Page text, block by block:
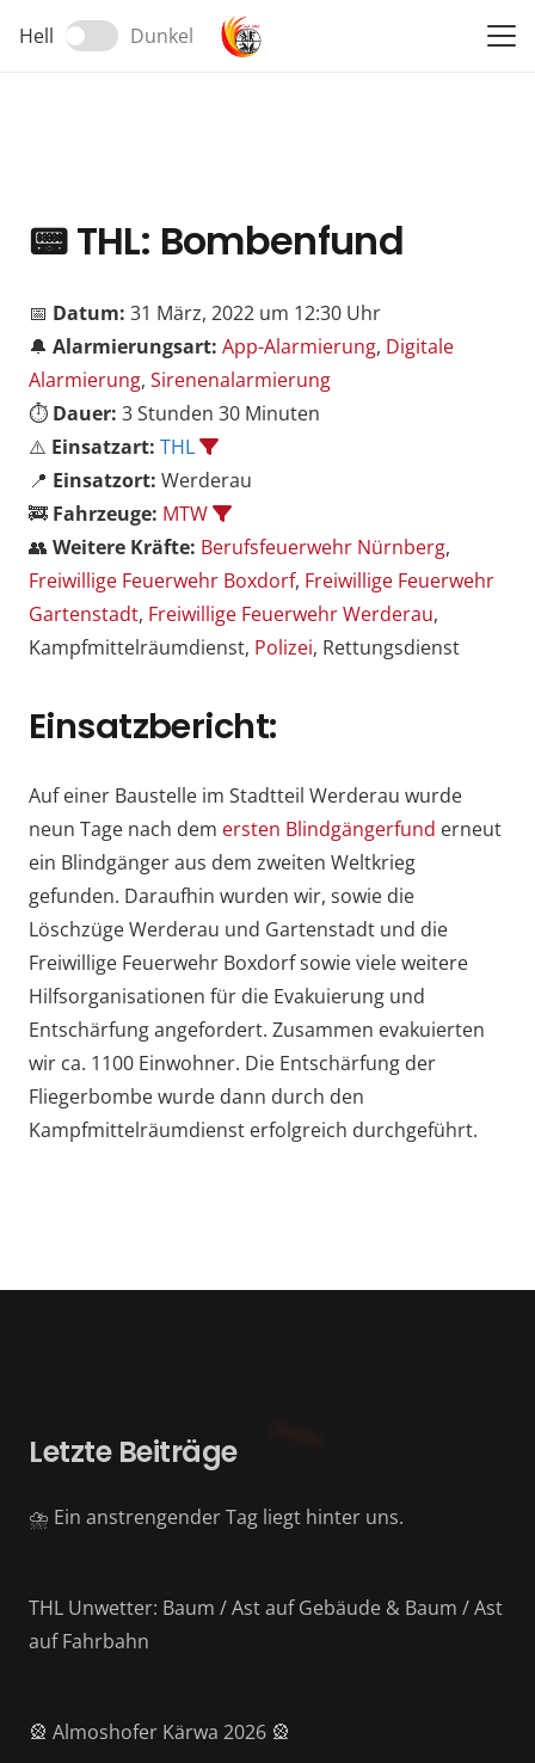
Hell Dunkel
📟THL: Bombenfund
📅 Datum: 31 März, 2022 um 12:30 Uhr
🔔 Alarmierungsart: App-Alarmierung, Digitale
Alarmierung, Sirenenalarmierung
⏱️ Dauer: 3 Stunden 30 Minuten
⚠️ Einsatzart: THL
📍 Einsatzort: Werderau
🚒 Fahrzeuge: MTW
👥 Weitere Kräfte: Berufsfeuerwehr Nürnberg,
Freiwillige Feuerwehr Boxdorf, Freiwillige Feuerwehr
Gartenstadt, Freiwillige Feuerwehr Werderau,
Kampfmittelräumdienst, Polizei, Rettungsdienst
Einsatzbericht:
Auf einer Baustelle im Stadtteil Werderau wurde
neun Tage nach dem ersten Blindgängerfund erneut
ein Blindgänger aus dem zweiten Weltkrieg
gefunden. Daraufhin wurden wir, sowie die
Löschzüge Werderau und Gartenstadt und die
Freiwillige Feuerwehr Boxdorf sowie viele weitere
Hilfsorganisationen für die Evakuierung und
Entschärfung angefordert. Zusammen evakuierten
wir ca. 1100 Einwohner. Die Entschärfung der
Fliegerbombe wurde dann durch den
Kampfmittelräumdienst erfolgreich durchgeführt.
Letzte Beiträge
⛈️ Ein anstrengender Tag liegt hinter uns.
THL Unwetter: Baum / Ast auf Gebäude & Baum / Ast
auf Fahrbahn
🎡 Almoshofer Kärwa 2026 🎡